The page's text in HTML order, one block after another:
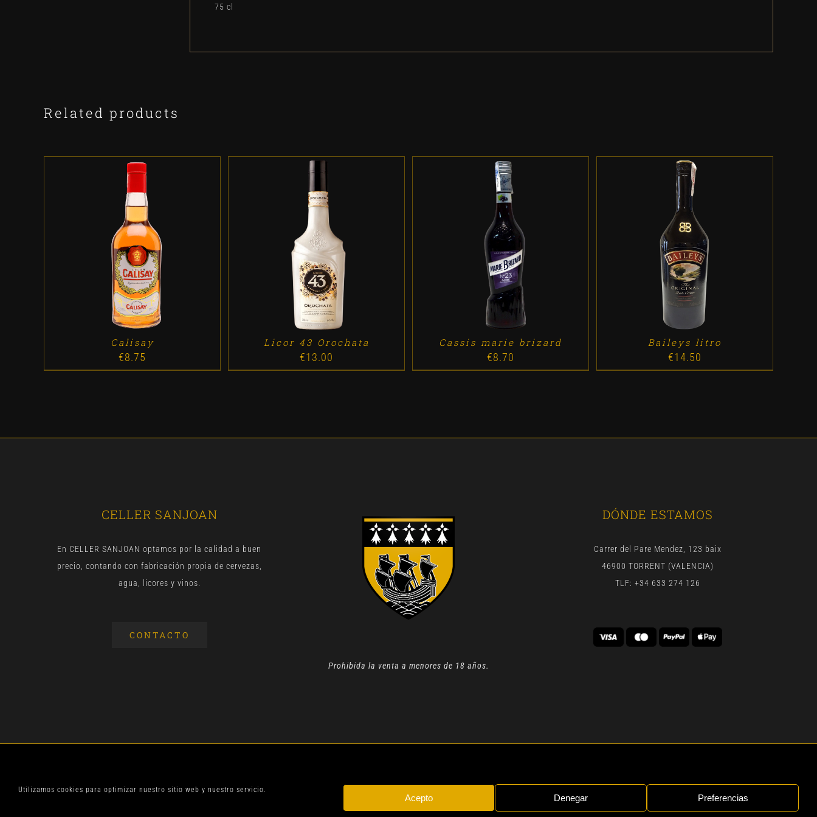
Utilizamos cookies para optimizar nuestro sitio web y nuestro servicio.
Acepto Denegar Preferencias
75 cl
Related products
ADD TO CART / DETALLES
Calisay
€8.75
ADD TO CART / DETALLES
Licor 43 Orochata
€13.00
ADD TO CART
Cassis marie brizard
€8.70
ADD TO CART / DETALLES
Baileys litro
€14.50
CELLER SANJOAN
En CELLER SANJOAN optamos por la calidad a buen
precio, contando con fabricación propia de cervezas,
agua, licores y vinos.
CONTACTO
Prohibida la venta a menores de 18 años.
DÓNDE ESTAMOS
Carrer del Pare Mendez, 123 baix
46900 TORRENT (VALENCIA)
TLF: +34 633 274 126
AVISO LEGAL| TODOS LOS DERECHOS RESERVADOS | BYGEN DIGITAL